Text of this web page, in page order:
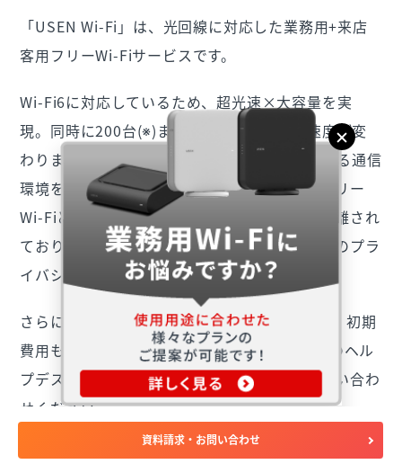
「USEN Wi-Fi」は、光回線に対応した業務用+来店
客用フリーWi-Fiサービスです。
Wi-Fi6に対応しているため、超光速×大容量を実
現。同時に200台(※)まで端末を接続しても速度が変
わりません。来店客にも快適にご利用いただける通信
環境をご提供します。また、来店客向け用のフリー
Wi-Fiと店舗用Wi-Fiのネットワークは完全に分離され
ており、店舗のセキュリティだけでなくお客様のプラ
イバシーも守られます。
さらに「USEN AIR」同様、初月利用料は無料、初期
費用も実質0円ではじめられ、24時間・365日のヘル
プデスクを設置しています。ぜひお気軽にお問い合わ
せください。
「USEN Wi-Fi」のお問い合わせはこちら(無料)＞
資料請求・お問い合わせ